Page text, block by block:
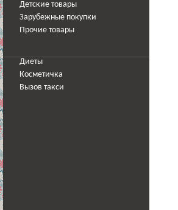
Детские товары
Зарубежные покупки
Прочие товары
Диеты
Косметичка
Вызов такси